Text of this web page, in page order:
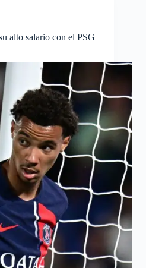
alto salario con el PSG